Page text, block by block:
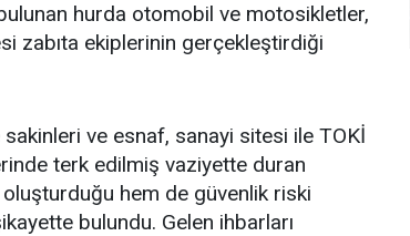
hurda otomobil ve motosikletler,
zabıta ekiplerinin gerçekleştirdiği
ve esnaf, sanayi sitesi ile TOKİ
terk edilmiş vaziyette duran
hem de güvenlik riski
bulundu. Gelen ihbarları